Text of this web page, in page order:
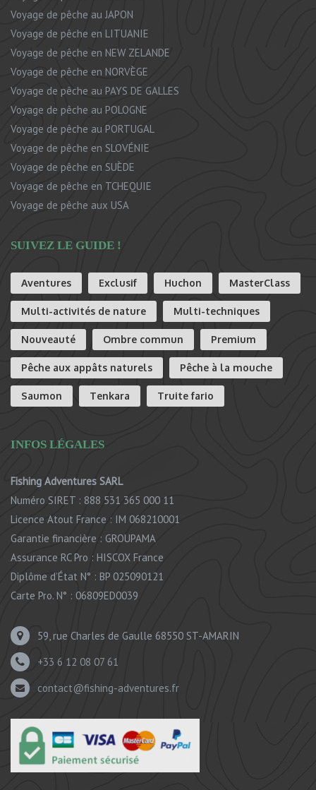
Voyage de pêche au JAPON
Voyage de pêche en LITUANIE
Voyage de pêche en NEW ZELANDE
Voyage de pêche en NORVÈGE
Voyage de pêche au PAYS DE GALLES
Voyage de pêche au POLOGNE
Voyage de pêche au PORTUGAL
Voyage de pêche en SLOVÉNIE
Voyage de pêche en SUÈDE
Voyage de pêche en TCHEQUIE
Voyage de pêche aux USA
SUIVEZ LE GUIDE !
Aventures Exclusif Huchon MasterClass
Multi-activités de nature Multi-techniques
Nouveauté Ombre commun Premium
Pêche aux appâts naturels Pêche à la mouche
Saumon Tenkara Truite fario
INFOS LÉGALES
Fishing Adventures SARL
Numéro SIRET : 888 531 365 000 11
Licence Atout France : IM 068210001
Garantie financière : GROUPAMA
Assurance RC Pro : HISCOX France
Diplôme d’État N° : BP 025090121
Carte Pro. N° : 06809ED0039
59, rue Charles de Gaulle 68550 ST-AMARIN
+33 6 12 08 07 61
contact@fishing-adventures.fr